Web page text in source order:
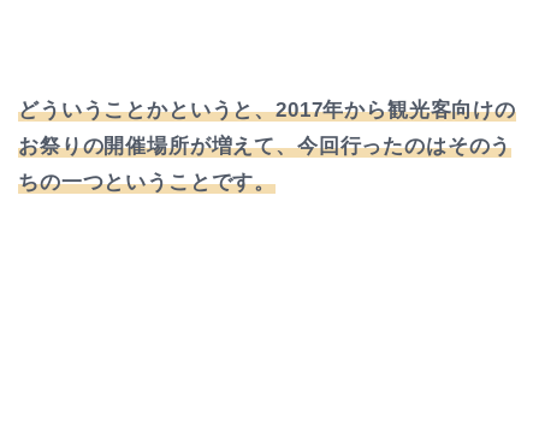
どういうことかというと、2017年から観光客向けの
お祭りの開催場所が増えて、今回行ったのはそのう
ちの一つということです。